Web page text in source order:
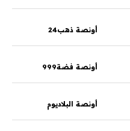
أونصة ذهب24
أونصة فضة999
أونصة البلاديوم